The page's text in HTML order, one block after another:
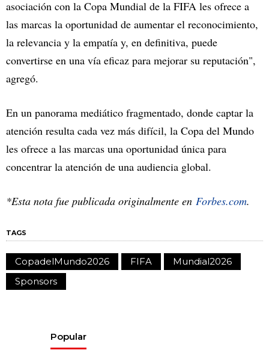
asociación con la Copa Mundial de la FIFA les ofrece a
las marcas la oportunidad de aumentar el reconocimiento,
la relevancia y la empatía y, en definitiva, puede
convertirse en una vía eficaz para mejorar su reputación",
agregó.
En un panorama mediático fragmentado, donde captar la
atención resulta cada vez más difícil, la Copa del Mundo
les ofrece a las marcas una oportunidad única para
concentrar la atención de una audiencia global.
*Esta nota fue publicada originalmente en Forbes.com.
TAGS
CopadelMundo2026 FIFA
Mundial2026
Sponsors
Popular